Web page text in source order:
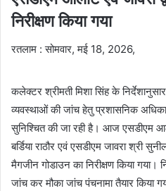
निरीक्षण किया गया
रतलाम : सोमवार, मई 18, 2026,
कलेक्टर श्रीमती मिशा सिंह के
व्यवस्थाओं की जांच हेतु प्रशासनिक
सुनिश्चित की जा रही है। आज एसडीएम
बर्डिया राठौर एवं एसडीएम जावरा श्री
मैगजीन गोडाउन का निरीक्षण किया
जांच कर मौका जांच पंचनामा तैयार किया